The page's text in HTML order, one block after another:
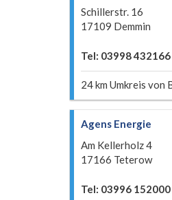
Schillerstr. 16
17109 Demmin
Tel: 03998 432166
24 km Umkreis von
Agens Energie
Am Kellerholz 4
17166 Teterow
Tel: 03996 152000